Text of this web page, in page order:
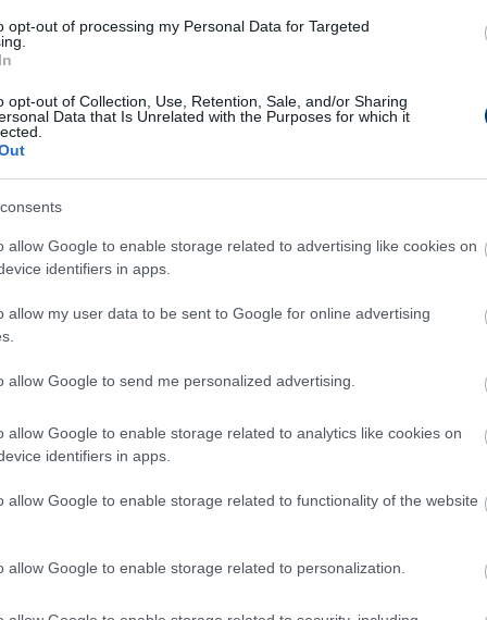
opt-out of processing my Personal Data for Targeted
opt-out of Collection, Use, Retention, Sale, and/or Sharing
Data that Is Unrelated with the Purposes for which it
allow Google to enable storage related to advertising like cookies on
identifiers in apps.
allow my user data to be sent to Google for online advertising
allow Google to send me personalized advertising.
allow Google to enable storage related to analytics like cookies on
identifiers in apps.
allow Google to enable storage related to functionality of the website
allow Google to enable storage related to personalization.
az NB I-ben a BVSC te nyolc éves voltál.
United-Bayern München BL döntőről van
játékos, akik idősebbek nálad, Hrepka
Gábor. Nekik a játékon kívül mennyire
akik rengeteget tanulhatnak ilyen tapasztalt
is tevékenykednek, úgyhogy komoly
munkája, van köztünk autóbusz szerelő,
egyetemisták is. Egy héten öt edzést
végzi a munkáját, mintha